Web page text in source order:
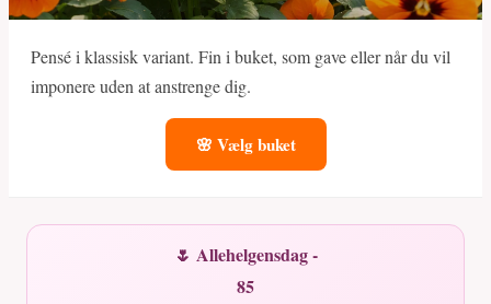
Pensé i klassisk variant. Fin i buket, som gave eller når du vil
imponere uden at anstrenge dig.
🌸 Vælg buket
🌷 Allehelgensdag -
85